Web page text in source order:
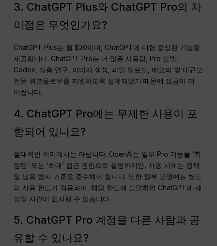
3. ChatGPT Plus와 ChatGPT Pro의 차
이점은 무엇인가요?
ChatGPT Plus는 월 $20이며, ChatGPT에 대한 향상된 기능을
제공합니다. ChatGPT Pro는 더 많은 사용량, Pro 모델,
Codex, 심층 연구, 이미지 생성, 파일 업로드, 메모리 및 대규모
전문 워크플로우를 지원하도록 설계되었기 때문에 요금이 더
비쌉니다.
4. ChatGPT Pro에는 무제한 사용이 포
함되어 있나요?
절대적인 의미에서는 아닙니다. OpenAI는 일부 Pro 기능을 ‘확
장된’ 또는 ‘최대’ 접근 권한으로 설명하지만, 사용 시에는 정책
및 남용 방지 기준을 준수해야 합니다. 또한 일부 모델에는 별도
의 사용 한도가 적용되며, 해당 한도에 도달하면 ChatGPT에 재
설정 시간이 표시될 수 있습니다.
5. ChatGPT Pro 계정을 다른 사람과 공
유할 수 있나요?